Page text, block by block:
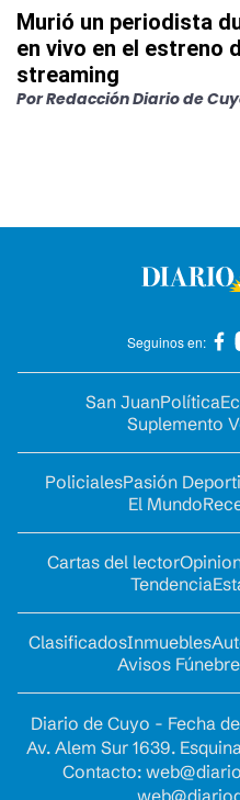
Murió un periodista
en vivo en el estreno
streaming
PorRedacción Diario de
Seguinos en:
San JuanPolítica
Suplemento
PolicialesPasión
El Mundo
Cartas del lector
Tendencia
ClasificadosInmuebles
Avisos
Diario de Cuyo - Fecha
Av. Alem Sur 1639.
Contacto: